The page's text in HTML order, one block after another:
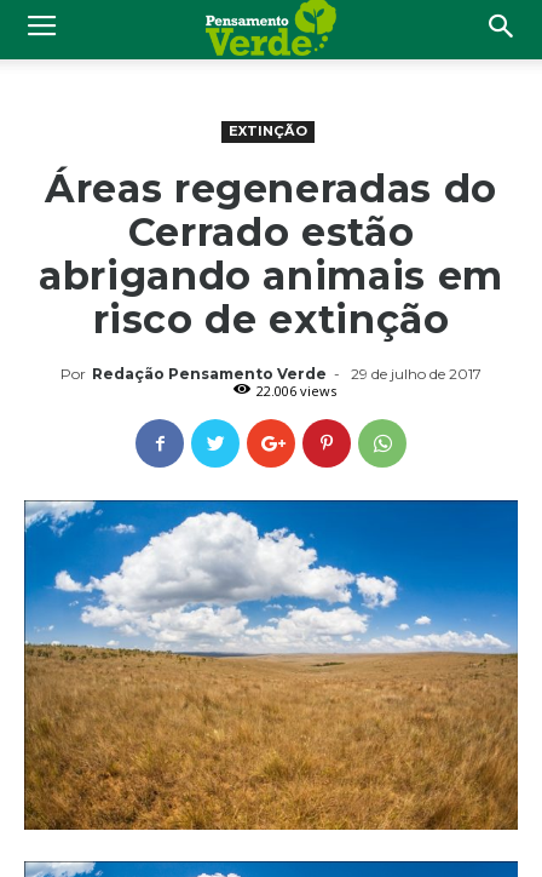
EXTINÇÃO
Áreas regeneradas do
Cerrado estão
abrigando animais em
risco de extinção
Por Redação Pensamento Verde -
29 de julho de 2017
22.006 views